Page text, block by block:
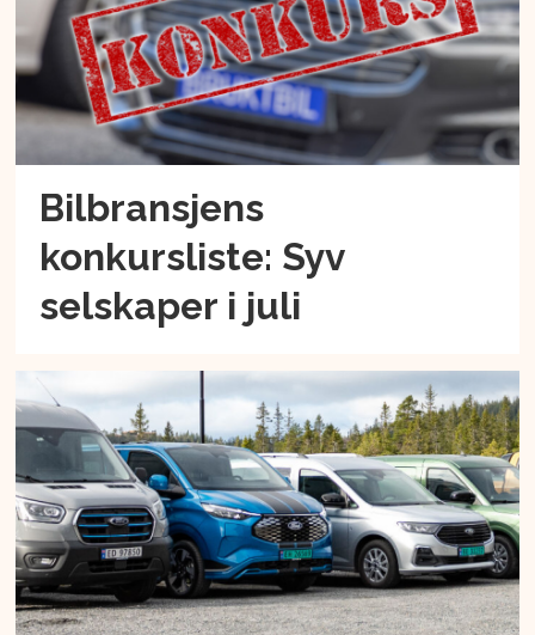
Bilbransjens
konkursliste: Syv
selskaper i juli